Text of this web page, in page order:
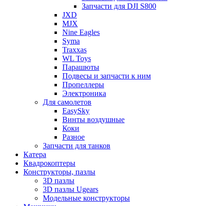
Запчасти для DJI S800
JXD
MJX
Nine Eagles
Syma
Traxxas
WL Toys
Парашюты
Подвесы и запчасти к ним
Пропеллеры
Электроника
Для самолетов
EasySky
Винты воздушные
Коки
Разное
Запчасти для танков
Катера
Квадрокоптеры
Конструкторы, пазлы
3D пазлы
3D пазлы Ugears
Модельные конструкторы